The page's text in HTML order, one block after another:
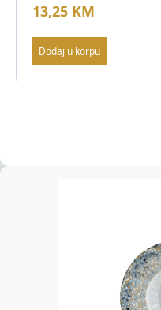
13,25 KM
Dodaj u korpu